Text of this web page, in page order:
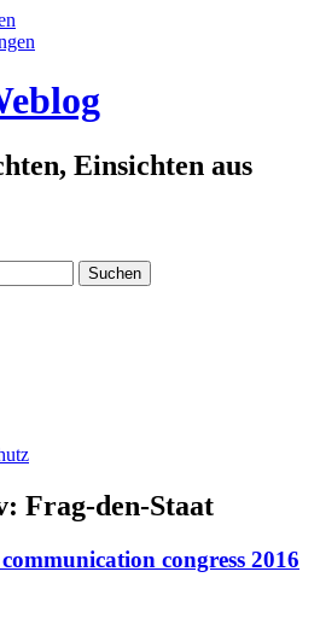
Einsichten aus
Frag-den-Staat
congress 2016